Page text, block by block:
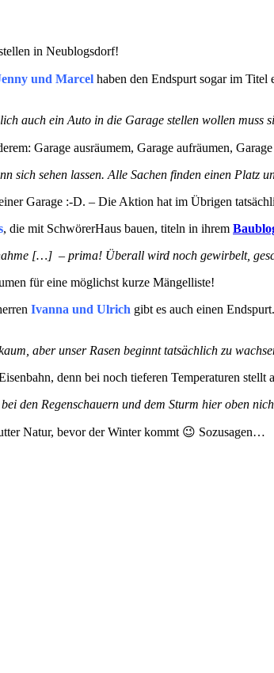
in Neublogsdorf!
und Marcel haben den Endspurt sogar im Titel
auch ein Auto in die Garage stellen wollen muss
Garage ausräumem, Garage aufräumen,
sich sehen lassen. Alle Sachen finden einen
Garage :-D. – Die Aktion hat im Übrigen
, die mit SchwörerHaus bauen, titeln in ihrem
[…] – prima! Überall wird noch gewirbelt,
für eine möglichst kurze Mängelliste!
Ivanna und Ulrich gibt es auch einen
aber unser Rasen beginnt tatsächlich zu
denn bei noch tieferen Temperaturen
den Regenschauern und dem Sturm hier oben
Natur, bevor der Winter kommt 😉 Sozusagen…